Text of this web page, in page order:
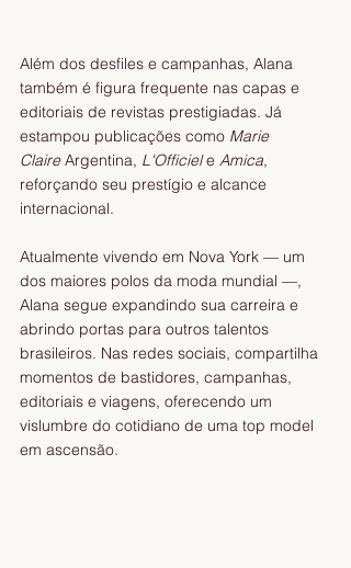
Além dos desfiles e campanhas, Alana
também é figura frequente nas capas e
editoriais de revistas prestigiadas. Já
estampou publicações como Marie
Claire Argentina, L'Officiel e Amica,
reforçando seu prestígio e alcance
internacional.
Atualmente vivendo em Nova York — um
dos maiores polos da moda mundial —,
Alana segue expandindo sua carreira e
abrindo portas para outros talentos
brasileiros. Nas redes sociais, compartilha
momentos de bastidores, campanhas,
editoriais e viagens, oferecendo um
vislumbre do cotidiano de uma top model
em ascensão.